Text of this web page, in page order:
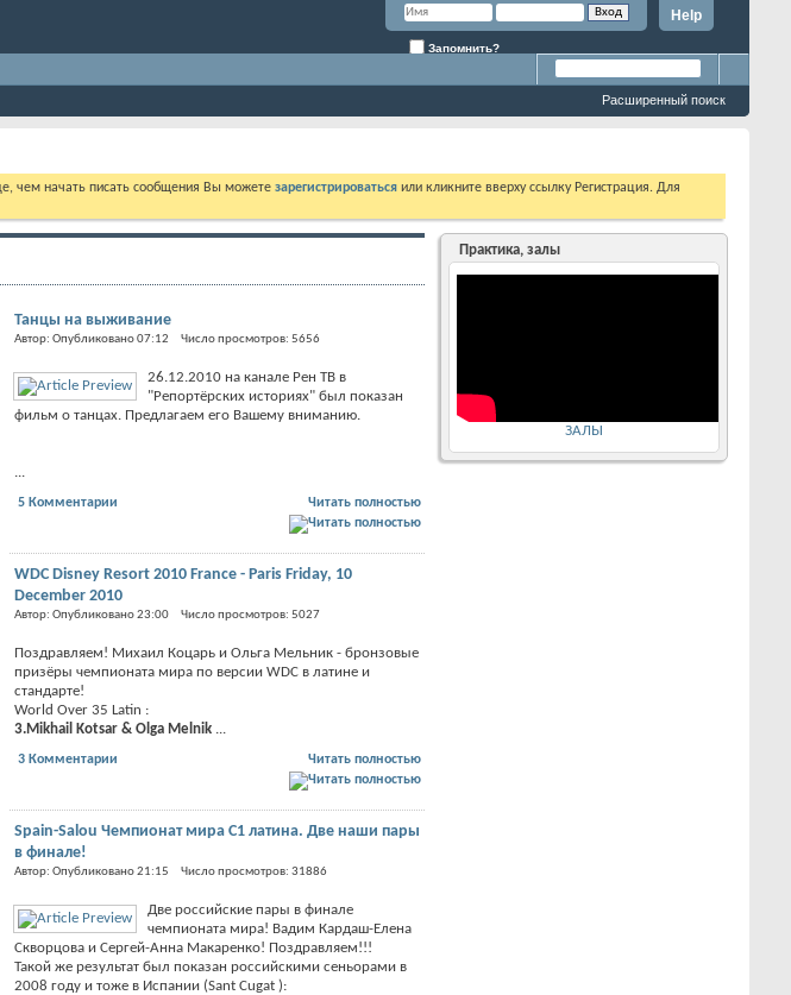
Help
Запомнить?
Расширенный поиск
чем начать писать сообщения Вы можете зарегистрироваться или кликните вверху ссылку Регистрация. Для
Танцы на выживание
Автор: Опубликовано 07:12 Число просмотров: 5656
26.12.2010 на канале Рен ТВ в
"Репортёрских историях" был показан
фильм о танцах. Предлагаем его Вашему вниманию.
Читать полностью
5 Комментарии
WDC Disney Resort 2010 France - Paris Friday, 10
December 2010
Автор: Опубликовано 23:00 Число просмотров: 5027
Поздравляем! Михаил Коцарь и Ольга Мельник - бронзовые
призёры чемпионата мира по версии WDC в латине и
стандарте!
World Over 35 Latin :
3.Mikhail Kotsar & Olga Melnik
Читать полностью
3 Комментарии
Spain-Salou Чемпионат мира С1 латина. Две наши пары
в финале!
Автор: Опубликовано 21:15 Число просмотров: 31886
Две российские пары в финале
чемпионата мира! Вадим Кардаш-Елена
Скворцова и Сергей-Анна Макаренко! Поздравляем!!!
Такой же результат был показан российскими сеньорами в
2008 году и тоже в Испании (Sant Cugat ):
Практика, залы
ЗАЛЫ